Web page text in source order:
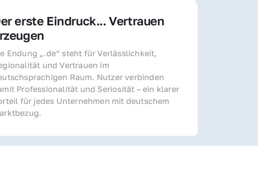
erste Eindruck... Vertrauen
Endung „.de“ steht für Verlässlichkeit,
und Vertrauen im
Raum. Nutzer verbinden
Professionalität und Seriosität – ein klarer
für jedes Unternehmen mit deutschem